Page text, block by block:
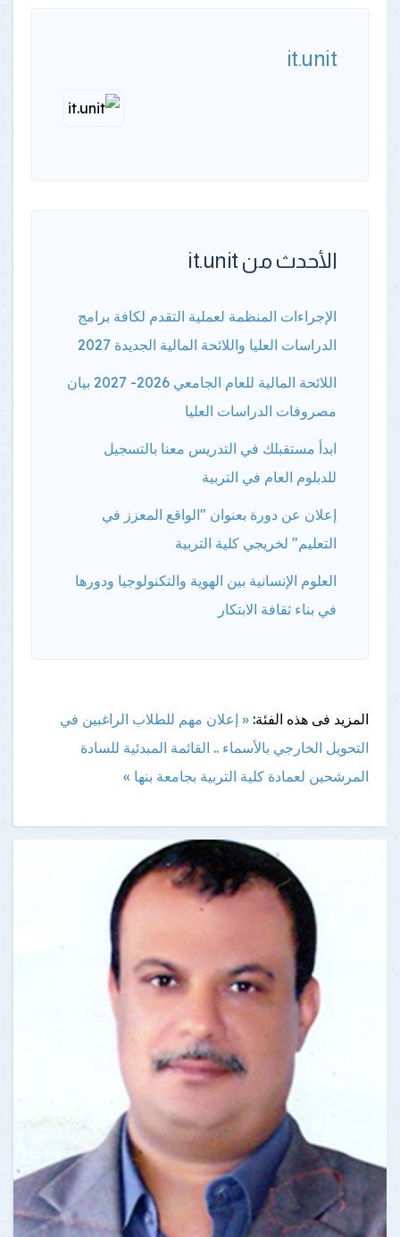
it.unit
الأحدث من it.unit
الإجراءات المنظمة لعملية التقدم لكافة برامج
الدراسات العليا واللائحة المالية الجديدة 2027
اللائحة المالية للعام الجامعي 2026- 2027 بيان
مصروفات الدراسات العليا
ابدأ مستقبلك في التدريس معنا بالتسجيل
للدبلوم العام في التربية
إعلان عن دورة بعنوان "الواقع المعزز في
التعليم" لخريجي كلية التربية
العلوم الإنسانية بين الهوية والتكنولوجيا ودورها
في بناء ثقافة الابتكار
المزيد فى هذه الفئة: « إعلان مهم للطلاب الراغبين في
التحويل الخارجي بالأسماء .. القائمة المبدئية للسادة
المرشحين لعمادة كلية التربية بجامعة بنها »